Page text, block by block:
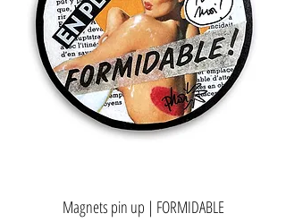
Magnets pin up | FORMIDABLE